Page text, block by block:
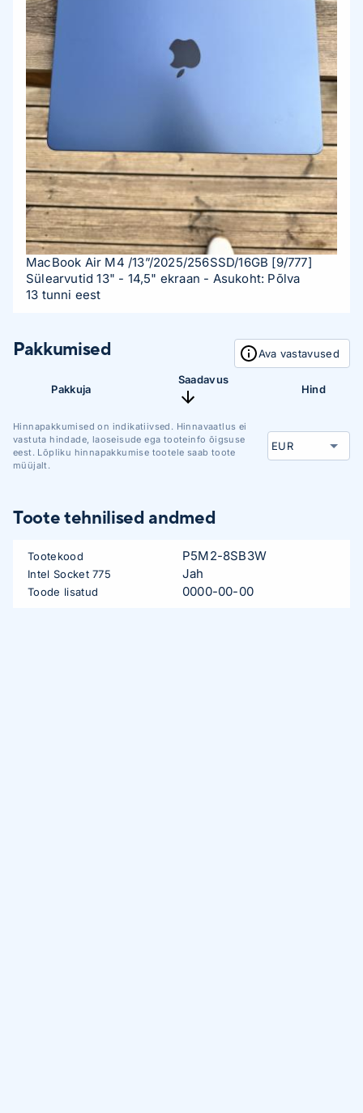
MacBook Air M4 /13”/2025/256SSD/16GB [9/777]
Sülearvutid 13" - 14,5" ekraan - Asukoht: Põlva
13 tunni eest
Pakkumised Ava vastavused
Pakkuja
Saadavus
Hind
Hinnapakkumised on indikatiivsed. Hinnavaatlus ei
vastuta hindade, laoseisude ega tooteinfo õigsuse
eest. Lõpliku hinnapakkumise tootele saab toote
müüjalt.
Toote tehnilised andmed
Tootekood P5M2-8SB3W
Intel Socket 775 Jah
Toode lisatud 0000-00-00